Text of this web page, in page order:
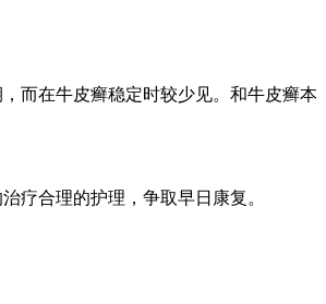
而在牛皮癣稳定时较少见。和牛皮癣本
疗合理的护理，争取早日康复。